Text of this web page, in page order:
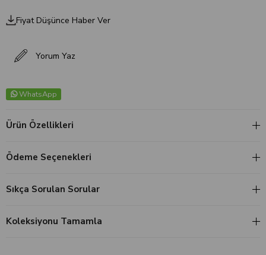
Fiyat Düşünce Haber Ver
Yorum Yaz
WhatsApp
Ürün Özellikleri
Ödeme Seçenekleri
Sıkça Sorulan Sorular
Koleksiyonu Tamamla